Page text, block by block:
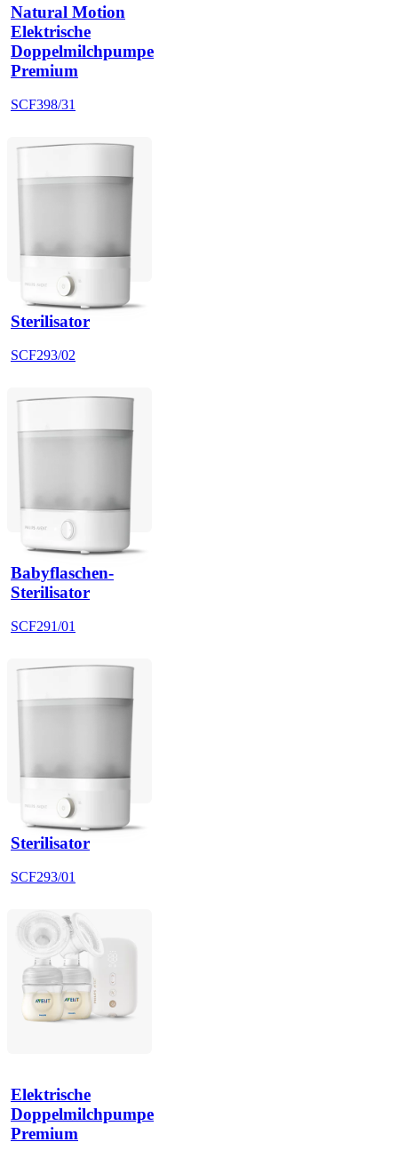
Natural Motion
Elektrische
Doppelmilchpumpe
Premium
SCF398/31
Sterilisator
SCF293/02
Babyflaschen-
Sterilisator
SCF291/01
Sterilisator
SCF293/01
Elektrische
Doppelmilchpumpe
Premium